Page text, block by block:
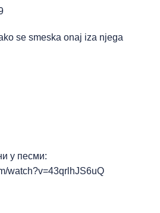
se smeska onaj iza njega
у песми:
watch?v=43qrlhJS6uQ